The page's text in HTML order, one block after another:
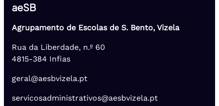
aeSB
Agrupamento de Escolas de S. Bento, Vizela
Rua da Liberdade, n.º 60
4815-384 Infias
geral@aesbvizela.pt
servicosadministrativos@aesbvizela.pt